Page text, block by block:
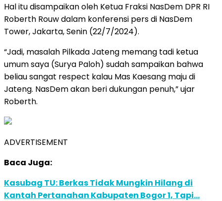
Hal itu disampaikan oleh Ketua Fraksi NasDem DPR RI
Roberth Rouw dalam konferensi pers di NasDem
Tower, Jakarta, Senin (22/7/2024).
“Jadi, masalah Pilkada Jateng memang tadi ketua
umum saya (Surya Paloh) sudah sampaikan bahwa
beliau sangat respect kalau Mas Kaesang maju di
Jateng. NasDem akan beri dukungan penuh,” ujar
Roberth.
ADVERTISEMENT
Baca Juga:
Kasubag TU: Berkas Tidak Mungkin Hilang di
Kantah Pertanahan Kabupaten Bogor 1, Tapi…